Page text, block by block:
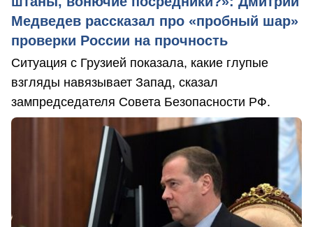
Медведев рассказал про «пробный шар»
проверки России на прочность
Ситуация с Грузией показала, какие глупые
взгляды навязывает Запад, сказал
зампредседателя Совета Безопасности РФ.